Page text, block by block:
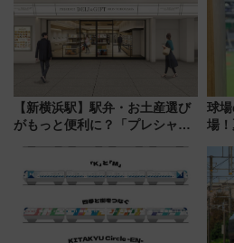
【新横浜駅】駅弁・お土産選び
がもっと便利に？「プレシャス
ン 場所や営業時間・限定弁当
を紹介
球
場
月7
ス